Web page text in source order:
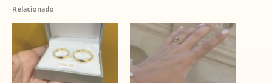
Relacionado